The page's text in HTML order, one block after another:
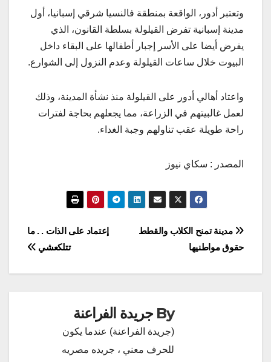
وتعتبر أدور، الواقعة بمنطقة فالنسيا شرقي إسبانيا، أول
مدينة إسبانية تفرض القيلولة بسلطة القانون، الذي
يفرض أيضا على الأسر إجبار أطفالها على البقاء داخل
البيوت خلال ساعات القيلولة وعدم النزول إلى الشوارع.
واعتاد أهالي أدور على القيلولة منذ نشأة المدينة، وذلك
لعمل غالبيتهم في الزراعة، مما يجعلهم بحاجة لفترات
راحة طويلة عقب تناولهم وجبة الغداء.
المصدر : سكاي نيوز
تصفّح
المقالات
إعتماد على الذات . . ما
تتلكعشي
مدينة تمنح الكلاب والقطط
حقوق مواطنيها
By جريدة الفراعنة
(جريدة الفراعنة) عندما يكون
للحرف معني ، جريده مصريه